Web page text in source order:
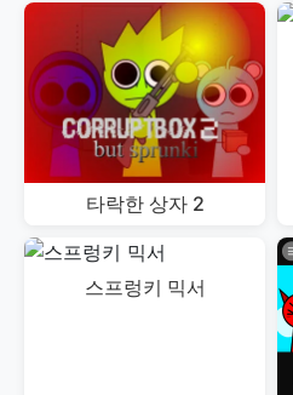
타락한 상자 2
스프렁키 믹서